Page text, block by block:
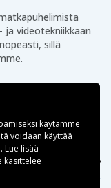
ja videotekniikkaan
sillä
käytämme
voidaan käyttää
lisää
käsittelee